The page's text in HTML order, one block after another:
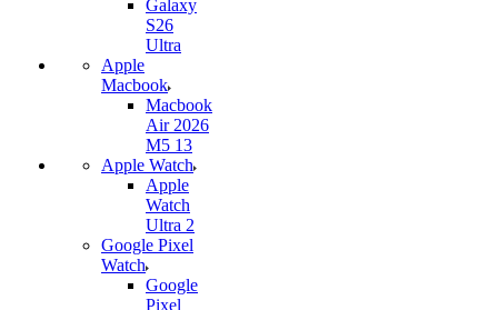
Galaxy
S26
Ultra
Apple
Macbook
Macbook
Air 2026
M5 13
Apple Watch
Apple
Watch
Ultra 2
Google Pixel
Watch
Google
Pixel